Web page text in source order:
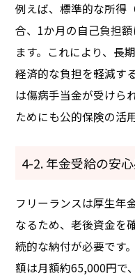
例えば、標準的な所得
合、1か月の自己負担
ます。これにより、長
経済的な負担を軽減す
は傷病手当金が受けら
ためにも公的保険の活
4-2. 年金受給の安
フリーランスは厚生年
なるため、老後資金を
続的な納付が必要です
額は月額約65,000円で